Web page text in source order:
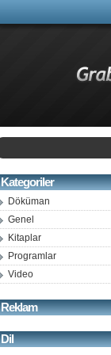
Kategoriler
Döküman
Genel
Kitaplar
Programlar
Video
Reklam
Dil